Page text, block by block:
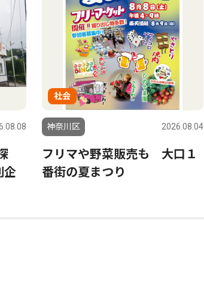
企
社会
神奈川区 2026.08.04
フリマや野菜販売も 大口１
番街の夏まつり